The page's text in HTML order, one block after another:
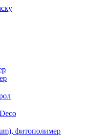
фитополимер